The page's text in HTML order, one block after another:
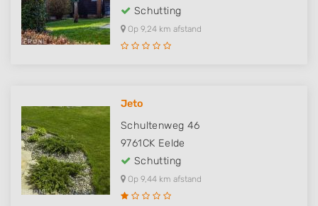
Schutting
Op 9,24 km afstand
Jeto
Schultenweg 46
9761CK Eelde
Schutting
Op 9,44 km afstand